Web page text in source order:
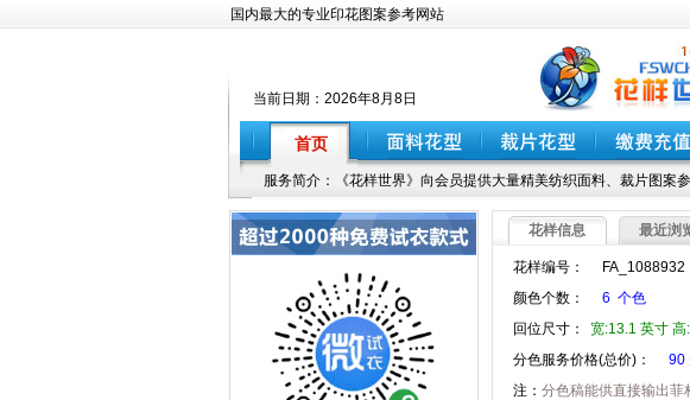
国内最大的专业印花图案参考网站
首页
当前日期： 2026年8月8日
服务简介：《花样世界》向会员提供大量精美纺织面料、裁片图案
花样信息 最近浏
花样编号： FA_1088932
颜色个数：
6 个色
回位尺寸：
宽:13.1 英寸
分色服务价格(总价)：
90
注： 分色稿能供直接输出菲